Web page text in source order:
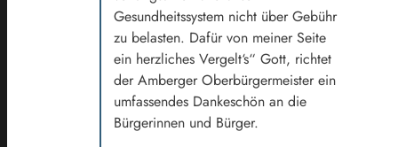
Gesundheitssystem nicht über Gebühr
zu belasten. Dafür von meiner Seite
ein herzliches Vergelt‘s“ Gott, richtet
der Amberger Oberbürgermeister ein
umfassendes Dankeschön an die
Bürgerinnen und Bürger.